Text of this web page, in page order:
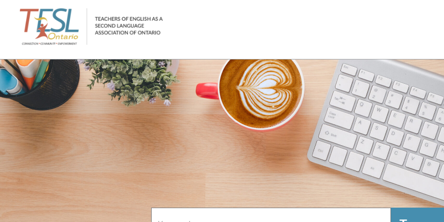
Accueil
Ressources en anglais
À propos
Aidez
Contacter l’équipe de l’annuaire